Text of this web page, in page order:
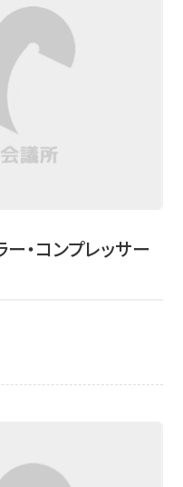
・コンプレッサー